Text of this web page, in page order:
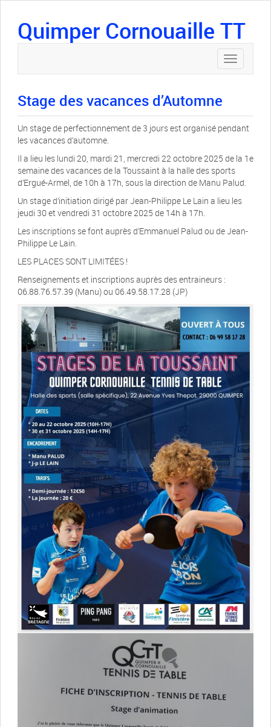
Quimper Cornouaille TT
Toggle
navigation
Stage des vacances d’Automne
Un stage de perfectionnement de 3 jours est organisé pendant
les vacances d’automne.
Il a lieu les lundi 20, mardi 21, mercredi 22 octobre 2025 de la 1e
semaine des vacances de la Toussaint à la halle des sports
d’Ergué-Armel, de 10h à 17h, sous la direction de Manu Palud.
Un stage d’initiation dirigé par Jean-Philippe Le Lain a lieu les
jeudi 30 et vendredi 31 octobre 2025 de 14h à 17h.
Les inscriptions se font auprès d’Emmanuel Palud ou de Jean-
Philippe Le Lain.
LES PLACES SONT LIMITÉES !
Renseignements et inscriptions auprès des entraineurs :
06.88.76.57.39 (Manu) ou 06.49.58.17.28 (JP)